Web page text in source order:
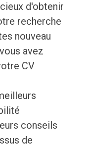
d'obtenir
recherche
nouveau
avez
CV
conseils
de